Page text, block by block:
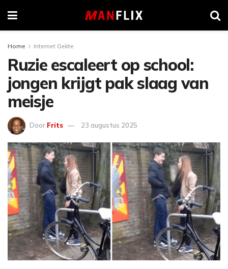
Home Internet Gekte
Ruzie escaleert op school:
jongen krijgt pak slaag van
meisje
Door Frits 23 augustus 2025